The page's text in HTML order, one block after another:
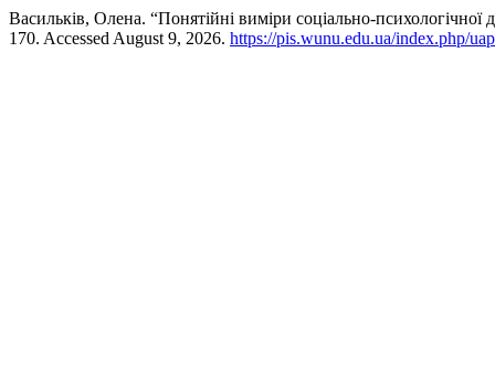
Васильків, Олена. “Понятійні виміри соціально-
170. Accessed August 9, 2026. https://pis.wunu.edu.ua/index.php/